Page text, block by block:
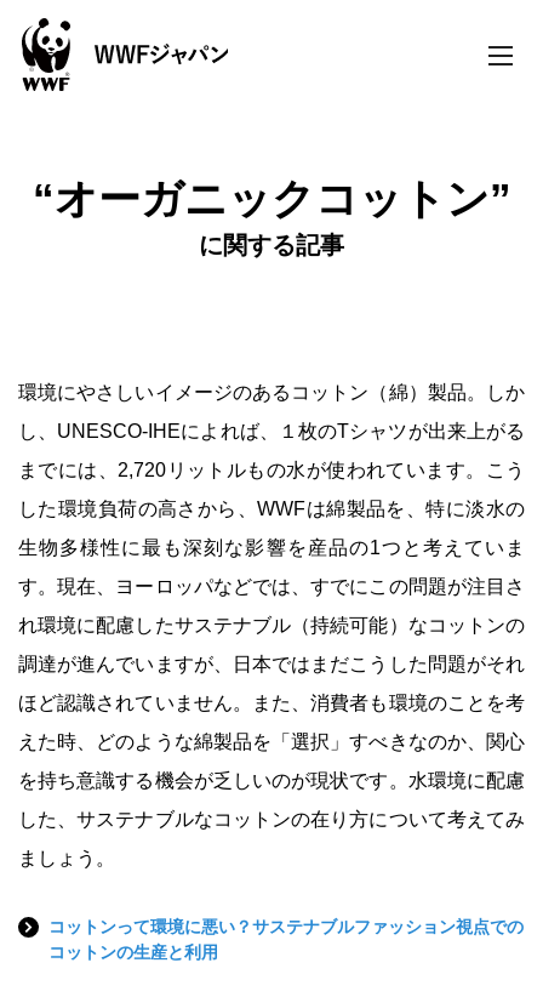
toggle
“オーガニックコットン”
に関する記事
環境にやさしいイメージのあるコットン（綿）製品。しか
し、UNESCO-IHEによれば、１枚のTシャツが出来上がる
までには、2,720リットルもの水が使われています。こう
した環境負荷の高さから、WWFは綿製品を、特に淡水の
生物多様性に最も深刻な影響を産品の1つと考えていま
す。現在、ヨーロッパなどでは、すでにこの問題が注目さ
れ環境に配慮したサステナブル（持続可能）なコットンの
調達が進んでいますが、日本ではまだこうした問題がそれ
ほど認識されていません。また、消費者も環境のことを考
えた時、どのような綿製品を「選択」すべきなのか、関心
を持ち意識する機会が乏しいのが現状です。水環境に配慮
した、サステナブルなコットンの在り方について考えてみ
ましょう。
コットンって環境に悪い？サステナブルファッション視点での
コットンの生産と利用